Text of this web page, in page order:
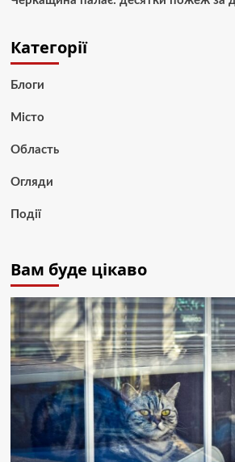
Категорії
Блоги
Місто
Область
Огляди
Події
Вам буде цікаво